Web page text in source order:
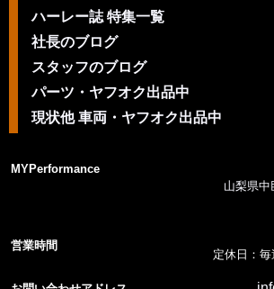
ハーレー誌 特集一覧
社長のブログ
スタッフのブログ
パーツ・ヤフオク出品中
現状他 車両・ヤフオク出品中
MYPerformance
山梨県中
営業時間
定休日：